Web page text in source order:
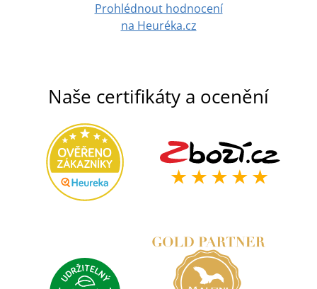
Prohlédnout hodnocení
na Heuréka.cz
Naše certifikáty a ocenění